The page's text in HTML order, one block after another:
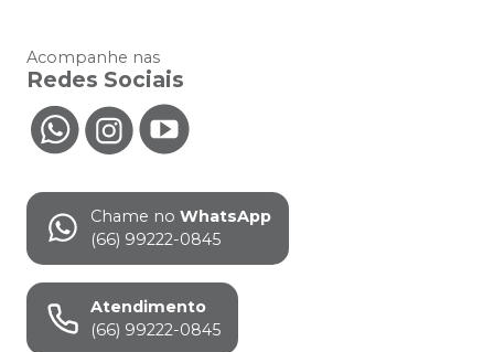
Acompanhe nas
Redes Sociais
Chame no WhatsApp
(66) 99222-0845
Atendimento
(66) 99222-0845